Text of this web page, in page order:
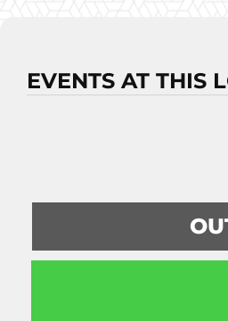
EVENTS AT THIS